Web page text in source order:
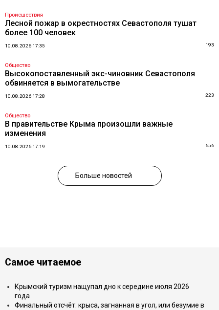
Происшествия
Лесной пожар в окрестностях Севастополя тушат
более 100 человек
10.08.2026 17:35 193
Общество
Высокопоставленный экс-чиновник Севастополя
обвиняется в вымогательстве
10.08.2026 17:28 223
Общество
В правительстве Крыма произошли важные
изменения
10.08.2026 17:19 656
Больше новостей
Самое читаемое
Крымский туризм нащупал дно к середине июля 2026
года
Финальный отсчёт: крыса, загнанная в угол, или безумие в